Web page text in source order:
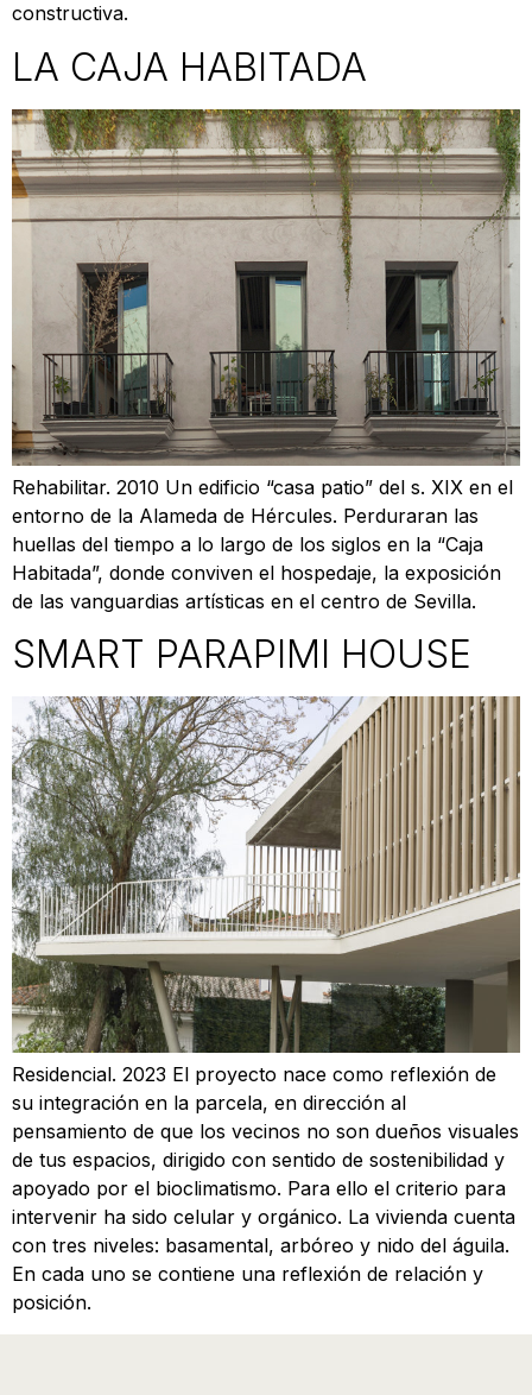
constructiva.
LA CAJA HABITADA
Rehabilitar. 2010 Un edificio “casa patio” del s. XIX en el
entorno de la Alameda de Hércules. Perduraran las
huellas del tiempo a lo largo de los siglos en la “Caja
Habitada”, donde conviven el hospedaje, la exposición
de las vanguardias artísticas en el centro de Sevilla.
SMART PARAPIMI HOUSE
Residencial. 2023 El proyecto nace como reflexión de
su integración en la parcela, en dirección al
pensamiento de que los vecinos no son dueños visuales
de tus espacios, dirigido con sentido de sostenibilidad y
apoyado por el bioclimatismo. Para ello el criterio para
intervenir ha sido celular y orgánico. La vivienda cuenta
con tres niveles: basamental, arbóreo y nido del águila.
En cada uno se contiene una reflexión de relación y
posición.